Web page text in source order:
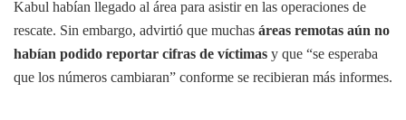
Kabul habían llegado al área para asistir en las operaciones de
rescate. Sin embargo, advirtió que muchas áreas remotas aún no
habían podido reportar cifras de víctimas y que “se esperaba
que los números cambiaran” conforme se recibieran más informes.